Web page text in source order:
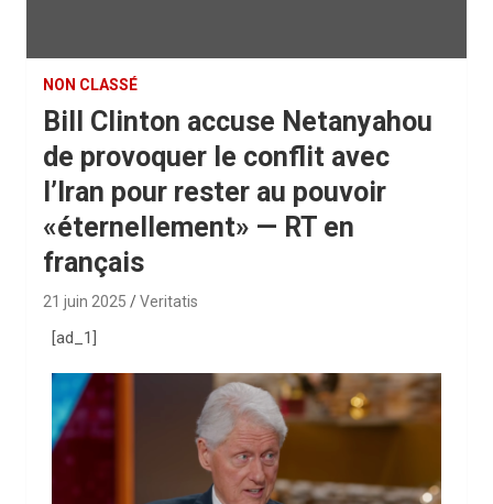
NON CLASSÉ
Bill Clinton accuse Netanyahou
de provoquer le conflit avec
l’Iran pour rester au pouvoir
«éternellement» — RT en
français
21 juin 2025 Veritatis
[ad_1]